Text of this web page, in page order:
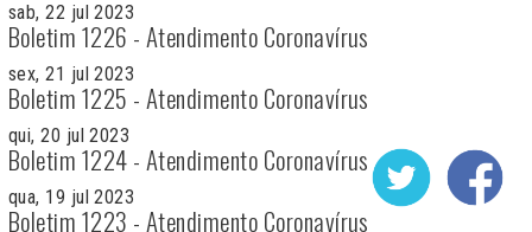
sab, 22 jul 2023
Boletim 1226 - Atendimento Coronavírus
sex, 21 jul 2023
Boletim 1225 - Atendimento Coronavírus
qui, 20 jul 2023
Boletim 1224 - Atendimento Coronavírus
qua, 19 jul 2023
Boletim 1223 - Atendimento Coronavírus